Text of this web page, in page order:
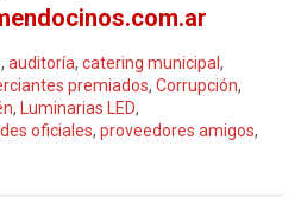
, auditoría, catering municipal ,
premiados, Corrupción,
, Luminarias LED,
oficiales, proveedores amigos,